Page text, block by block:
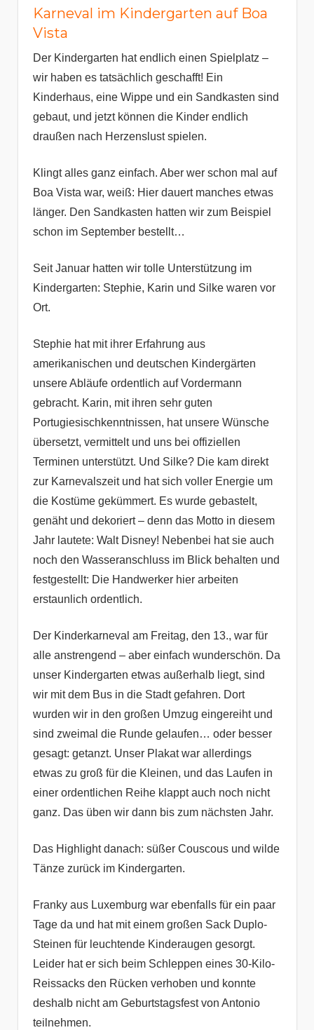
Karneval im Kindergarten auf Boa
Vista
Der Kindergarten hat endlich einen Spielplatz –
wir haben es tatsächlich geschafft! Ein
Kinderhaus, eine Wippe und ein Sandkasten sind
gebaut, und jetzt können die Kinder endlich
draußen nach Herzenslust spielen.
Klingt alles ganz einfach. Aber wer schon mal auf
Boa Vista war, weiß: Hier dauert manches etwas
länger. Den Sandkasten hatten wir zum Beispiel
schon im September bestellt…
Seit Januar hatten wir tolle Unterstützung im
Kindergarten: Stephie, Karin und Silke waren vor
Ort.
Stephie hat mit ihrer Erfahrung aus
amerikanischen und deutschen Kindergärten
unsere Abläufe ordentlich auf Vordermann
gebracht. Karin, mit ihren sehr guten
Portugiesischkenntnissen, hat unsere Wünsche
übersetzt, vermittelt und uns bei offiziellen
Terminen unterstützt. Und Silke? Die kam direkt
zur Karnevalszeit und hat sich voller Energie um
die Kostüme gekümmert. Es wurde gebastelt,
genäht und dekoriert – denn das Motto in diesem
Jahr lautete: Walt Disney! Nebenbei hat sie auch
noch den Wasseranschluss im Blick behalten und
festgestellt: Die Handwerker hier arbeiten
erstaunlich ordentlich.
Der Kinderkarneval am Freitag, den 13., war für
alle anstrengend – aber einfach wunderschön. Da
unser Kindergarten etwas außerhalb liegt, sind
wir mit dem Bus in die Stadt gefahren. Dort
wurden wir in den großen Umzug eingereiht und
sind zweimal die Runde gelaufen… oder besser
gesagt: getanzt. Unser Plakat war allerdings
etwas zu groß für die Kleinen, und das Laufen in
einer ordentlichen Reihe klappt auch noch nicht
ganz. Das üben wir dann bis zum nächsten Jahr.
Das Highlight danach: süßer Couscous und wilde
Tänze zurück im Kindergarten.
Franky aus Luxemburg war ebenfalls für ein paar
Tage da und hat mit einem großen Sack Duplo-
Steinen für leuchtende Kinderaugen gesorgt.
Leider hat er sich beim Schleppen eines 30-Kilo-
Reissacks den Rücken verhoben und konnte
deshalb nicht am Geburtstagsfest von Antonio
teilnehmen.